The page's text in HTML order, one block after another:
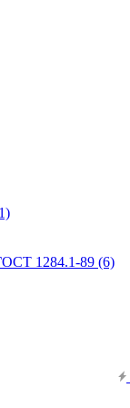
1284.1-89 (6)